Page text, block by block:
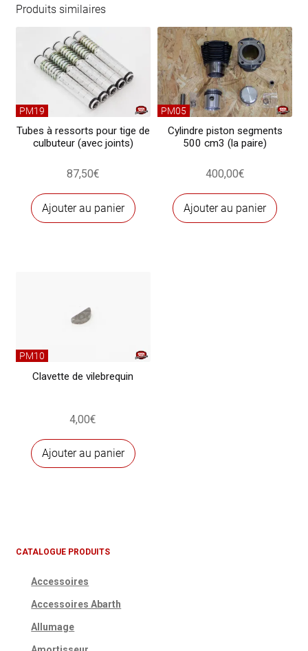
moteur
Produits similaires
PM19
Tubes à ressorts pour tige de
culbuteur (avec joints)
87,50€
Ajouter au panier
PM05
Cylindre piston segments
500 cm3 (la paire)
400,00€
Ajouter au panier
PM10
Clavette de vilebrequin
4,00€
Ajouter au panier
CATALOGUE PRODUITS
Accessoires
Accessoires Abarth
Allumage